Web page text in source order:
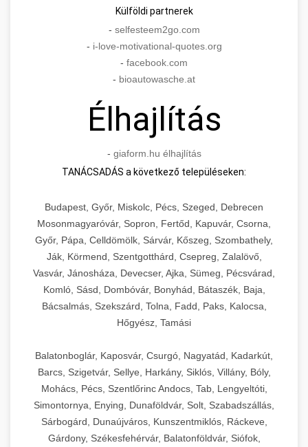
Külföldi partnerek
- selfesteem2go.com
- i-love-motivational-quotes.org
- facebook.com
- bioautowasche.at
Élhajlítás
- giaform.hu élhajlítás
TANÁCSADÁS a következő településeken:
Budapest, Győr, Miskolc, Pécs, Szeged, Debrecen
Mosonmagyaróvár, Sopron, Fertőd, Kapuvár, Csorna,
Győr, Pápa, Celldömölk, Sárvár, Kőszeg, Szombathely,
Ják, Körmend, Szentgotthárd, Csepreg, Zalalövő,
Vasvár, Jánosháza, Devecser, Ajka, Sümeg, Pécsvárad,
Komló, Sásd, Dombóvár, Bonyhád, Bátaszék, Baja,
Bácsalmás, Szekszárd, Tolna, Fadd, Paks, Kalocsa,
Hőgyész, Tamási
Balatonboglár, Kaposvár, Csurgó, Nagyatád, Kadarkút,
Barcs, Szigetvár, Sellye, Harkány, Siklós, Villány, Bóly,
Mohács, Pécs, Szentlőrinc Andocs, Tab, Lengyeltóti,
Simontornya, Enying, Dunaföldvár, Solt, Szabadszállás,
Sárbogárd, Dunaújváros, Kunszentmiklós, Ráckeve,
Gárdony, Székesfehérvár, Balatonföldvár, Siófok,